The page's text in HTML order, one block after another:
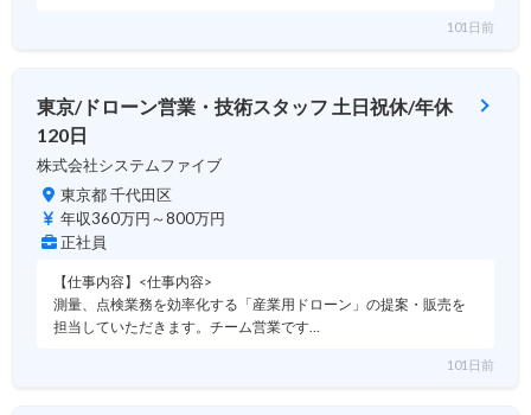
101日前
東京/ドローン営業・技術スタッフ 土日祝休/年休
120日
株式会社システムファイブ
東京都 千代田区
年収360万円～800万円
正社員
【仕事内容】<仕事内容>
測量、点検業務を効率化する「産業用ドローン」の提案・販売を
担当していただきます。チーム営業です…
101日前